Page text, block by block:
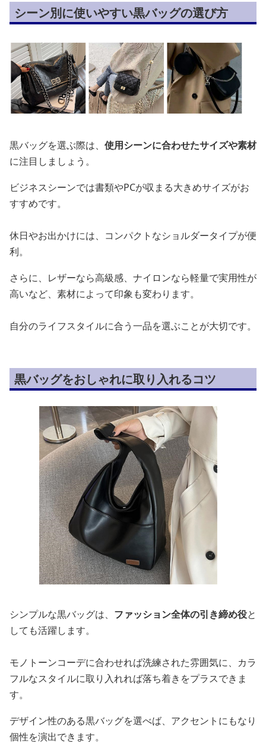
シーン別に使いやすい黒バッグの選び方
黒バッグを選ぶ際は、 使用シーンに合わせたサイズや素材
に注目しましょう。
ビジネスシーンでは書類やPCが収まる大きめサイズがお
すすめです。
休日やお出かけには、コンパクトなショルダータイプが便
利。
さらに、レザーなら高級感、ナイロンなら軽量で実用性が
高いなど、素材によって印象も変わります。
自分のライフスタイルに合う一品を選ぶことが大切です。
黒バッグをおしゃれに取り入れるコツ
シンプルな黒バッグは、 ファッション全体の引き締め役と
しても活躍します。
モノトーンコーデに合わせれば洗練された雰囲気に、カラ
フルなスタイルに取り入れれば落ち着きをプラスできま
す。
デザイン性のある黒バッグを選べば、アクセントにもなり
個性を演出できます。